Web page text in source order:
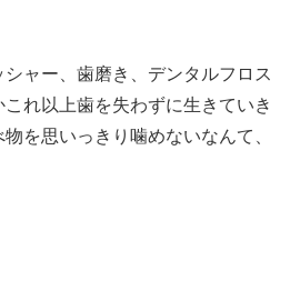
ャー、歯磨き、デンタルフロス
れ以上歯を失わずに生きていき
を思いっきり噛めないなんて、